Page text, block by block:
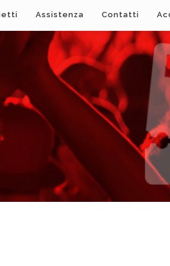
Assistenza Contatti